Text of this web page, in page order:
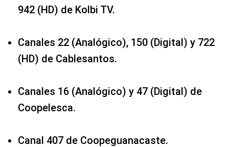
942 (HD) de Kolbi TV.
Canales 22 (Analógico), 150 (Digital) y 722
(HD) de Cablesantos.
Canales 16 (Analógico) y 47 (Digital) de
Coopelesca.
Canal 407 de Coopeguanacaste.